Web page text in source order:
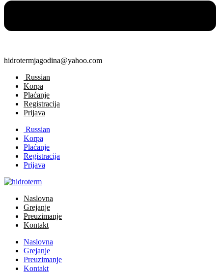
hidrotermjagodina@yahoo.com
Russian
Korpa
Plaćanje
Registracija
Prijava
Russian
Korpa
Plaćanje
Registracija
Prijava
Naslovna
Grejanje
Preuzimanje
Kontakt
Naslovna
Grejanje
Preuzimanje
Kontakt